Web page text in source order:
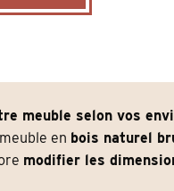
meuble selon vos
en bois naturel
modifier les